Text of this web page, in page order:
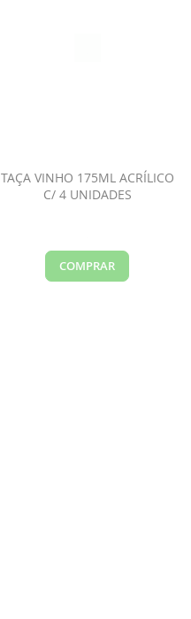
TAÇA VINHO 175ML ACRÍLICO
C/ 4 UNIDADES
COMPRAR